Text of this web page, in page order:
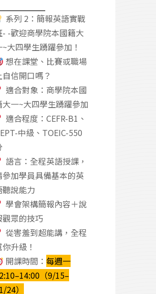
系列 2：簡報英語實戰
- -歡迎商學院本國籍大
~大四學生踴躍參加！
想在課堂、比賽或職場
自信開口嗎？
適合對象：商學院本國
大一~大四學生踴躍參加
適合程度：CEFR-B1、
中級、TOEIC-550
語言：全程英語授課，
參加學員具備基本的英
聽說能力
學會架構簡報內容＋說
觀眾的技巧
從害羞到超能講，全程
你升級！
開課時間：每週一
（9/15–
24）